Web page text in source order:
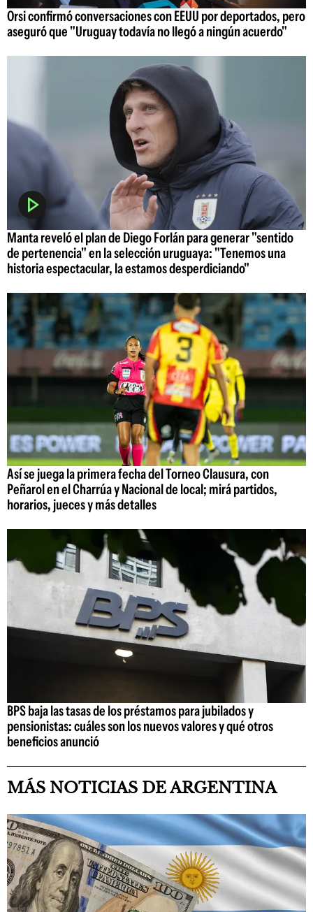
Orsi confirmó conversaciones con EEUU por deportados, pero
aseguró que "Uruguay todavía no llegó a ningún acuerdo"
Manta reveló el plan de Diego Forlán para generar "sentido
de pertenencia" en la selección uruguaya: "Tenemos una
historia espectacular, la estamos desperdiciando"
Así se juega la primera fecha del Torneo Clausura, con
Peñarol en el Charrúa y Nacional de local; mirá partidos,
horarios, jueces y más detalles
BPS baja las tasas de los préstamos para jubilados y
pensionistas: cuáles son los nuevos valores y qué otros
beneficios anunció
MÁS NOTICIAS DE ARGENTINA